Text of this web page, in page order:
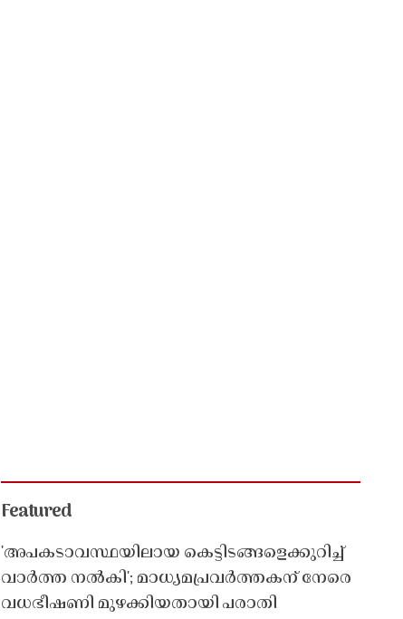
Featured
'അപകടാവസ്ഥയിലായ കെട്ടിടങ്ങളെക്കുറിച്ച്
വാർത്ത നൽകി'; മാധ്യമപ്രവർത്തകന് നേരെ
വധഭീഷണി മുഴക്കിയതായി പരാതി